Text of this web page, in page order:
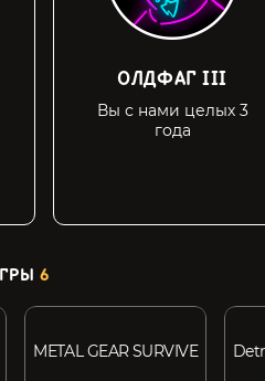
ОЛДФАГ III
Вы с нами целых 3
года
6
METAL GEAR SURVIVE